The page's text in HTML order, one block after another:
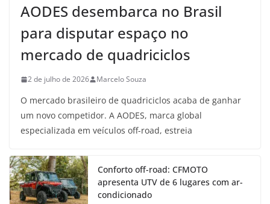
AODES desembarca no Brasil
para disputar espaço no
mercado de quadriciclos
2 de julho de 2026 Marcelo Souza
O mercado brasileiro de quadriciclos acaba de ganhar
um novo competidor. A AODES, marca global
especializada em veículos off-road, estreia
Conforto off-road: CFMOTO
apresenta UTV de 6 lugares com ar-
condicionado